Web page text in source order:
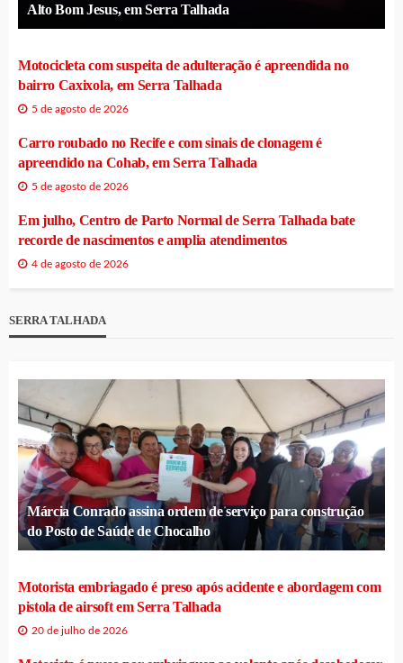
Alto Bom Jesus, em Serra Talhada
Motocicleta com suspeita de adulteração é apreendida no
bairro Caxixola, em Serra Talhada
5 de agosto de 2026
Carro roubado no Recife e com sinais de clonagem é
apreendido na Cohab, em Serra Talhada
5 de agosto de 2026
Em julho, Centro de Parto Normal de Serra Talhada bate
recorde de nascimentos e amplia atendimentos
4 de agosto de 2026
SERRA TALHADA
Márcia Conrado assina ordem de serviço para construção
do Posto de Saúde de Chocalho
Motorista embriagado é preso após acidente e abordagem com
pistola de airsoft em Serra Talhada
20 de julho de 2026